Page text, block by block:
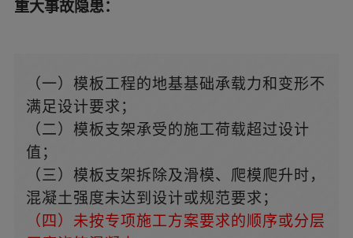
重大事故隐患：
（一）模板工程的地基基础承载力和变形不
满足设计要求；
（二）模板支架承受的施工荷载超过设计
值；
（三）模板支架拆除及滑模、爬模爬升时，
混凝土强度未达到设计或规范要求；
（四）未按专项施工方案要求的顺序或分层